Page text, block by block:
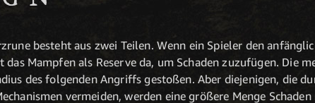
besteht aus zwei Teilen. Wenn ein Spieler den
das Mampfen als Reserve da, um Schaden zuzufügen. Die
des folgenden Angriffs gestoßen. Aber diejenigen, die
vermeiden, werden eine größere Menge Schaden